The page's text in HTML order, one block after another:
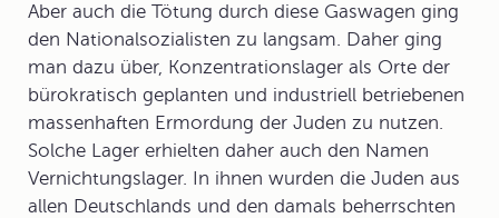
Aber auch die Tötung durch diese Gaswagen ging
den Nationalsozialisten zu langsam. Daher ging
man dazu über, Konzentrationslager als Orte der
bürokratisch geplanten und industriell betriebenen
massenhaften Ermordung der Juden zu nutzen.
Solche Lager erhielten daher auch den Namen
Vernichtungslager. In ihnen wurden die Juden aus
allen Deutschlands und den damals beherrschten